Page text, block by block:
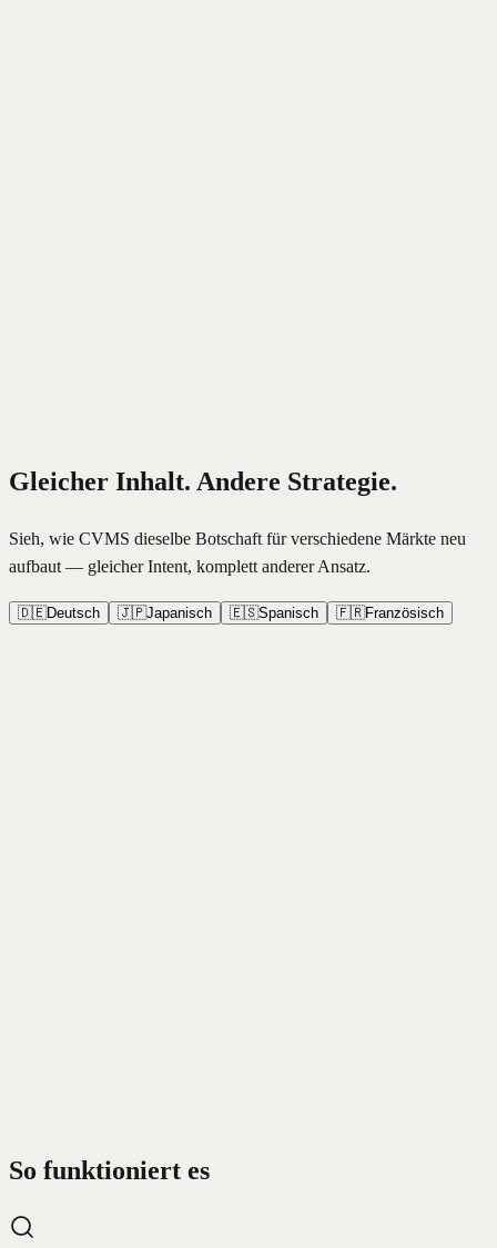
Gleicher Inhalt. Andere Strategie.
Sieh, wie CVMS dieselbe Botschaft für verschiedene Märkte neu
aufbaut — gleicher Intent, komplett anderer Ansatz.
🇩🇪Deutsch 🇯🇵Japanisch 🇪🇸Spanisch 🇫🇷Französisch
So funktioniert es